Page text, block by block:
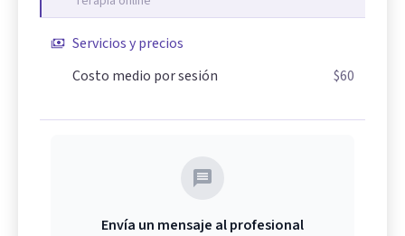
Servicios y precios
Costo medio por sesión
$60
Envía un mensaje al profesional